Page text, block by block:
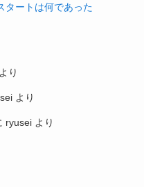
タートは何であった
より
より
ryusei より